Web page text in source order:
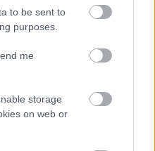
to be sent to
purposes.
me
storage
on web or
συμμετοχής στον
δηλώνουν μία μόνο
να